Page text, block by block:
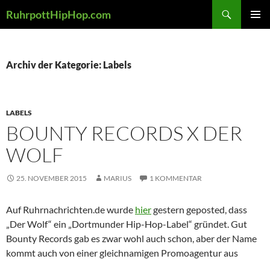
Inhalt
RuhrpottHipHop.com
Archiv der Kategorie: Labels
LABELS
BOUNTY RECORDS X DER
WOLF
25. NOVEMBER 2015 MARIUS 1 KOMMENTAR
Auf Ruhrnachrichten.de wurde hiergestern geposted, dass
„Der Wolf“ ein „Dortmunder Hip-Hop-Label“ gründet. Gut
Bounty Records gab es zwar wohl auch schon, aber der Name
kommt auch von einer gleichnamigen Promoagentur aus